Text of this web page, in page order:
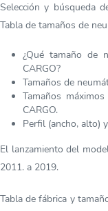
Selección y búsqueda
Tabla de tamaños de
¿Qué tamaño de
CARGO?
Tamaños de
Tamaños
CARGO.
Perfil (ancho, alto)
El lanzamiento del
2011. a 2019.
Tabla de fábrica y